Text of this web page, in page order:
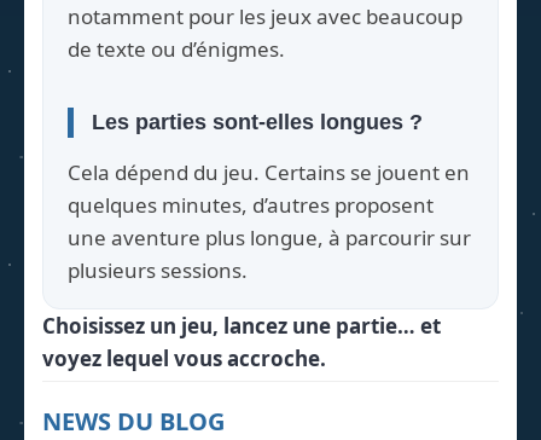
notamment pour les jeux avec beaucoup
de texte ou d’énigmes.
Les parties sont-elles longues ?
Cela dépend du jeu. Certains se jouent en
quelques minutes, d’autres proposent
une aventure plus longue, à parcourir sur
plusieurs sessions.
Choisissez un jeu, lancez une partie… et
voyez lequel vous accroche.
NEWS DU BLOG